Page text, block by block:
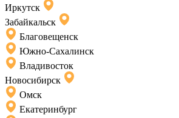
Иркутск
Забайкальск
Благовещенск
Южно-Сахалинск
Владивосток
Новосибирск
Омск
Екатеринбург